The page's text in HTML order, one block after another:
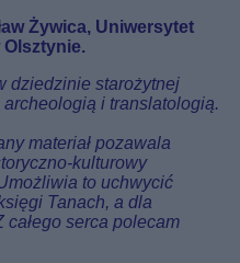
Żywica, Uniwersytet
Olsztynie.
dziedzinie starożytnej
i translatologią.
materiał pozawala
kulturowy
to uchwycić
Tanach, a dla
całego serca polecam